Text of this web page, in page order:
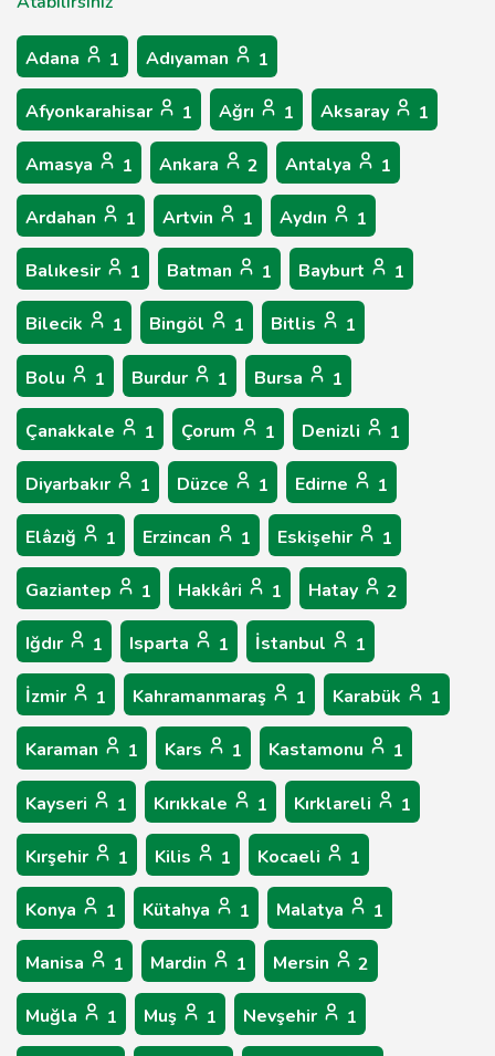
Adana 1 Adıyaman 1
Afyonkarahisar 1 Ağrı 1 Aksaray 1
Amasya 1 Ankara 2 Antalya 1
Ardahan 1 Artvin 1 Aydın 1
Balıkesir 1 Batman 1 Bayburt 1
Bilecik 1 Bingöl 1 Bitlis 1
Bolu 1 Burdur 1 Bursa 1
Çanakkale 1 Çorum 1 Denizli 1
Diyarbakır 1 Düzce 1 Edirne 1
Elâzığ 1 Erzincan 1 Eskişehir 1
Gaziantep 1 Hakkâri 1 Hatay 2
Iğdır 1 Isparta 1 İstanbul 1
İzmir 1 Kahramanmaraş 1 Karabük 1
Karaman 1 Kars 1 Kastamonu 1
Kayseri 1 Kırıkkale 1 Kırklareli 1
Kırşehir 1 Kilis 1 Kocaeli 1
Konya 1 Kütahya 1 Malatya 1
Manisa 1 Mardin 1 Mersin 2
Muğla 1 Muş 1 Nevşehir 1